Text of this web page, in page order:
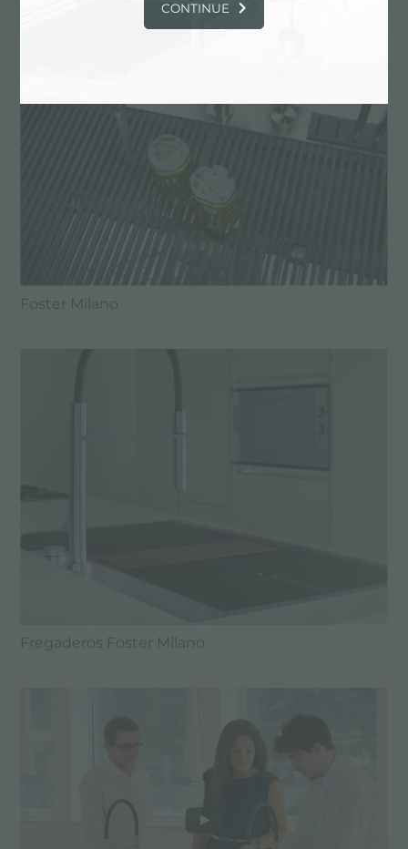
Foster Milano
Fregaderos Foster Milano
CONTINUE